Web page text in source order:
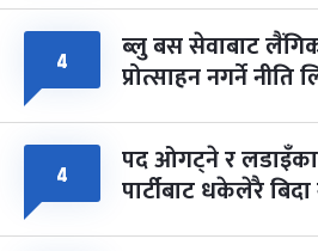
४ ब्लु बस सेवाबाट
प्रोत्साहन नगर्ने नीति
४ पद ओगट्ने र लडाइँका
पार्टीबाट धकेलेरै